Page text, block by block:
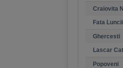
Craiovita
Fata Luncii
Ghercesti
Lascar
Popoveni